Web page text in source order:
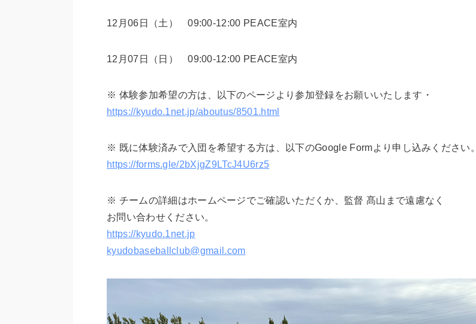
12月06日（土） 09:00-12:00 PEACE室内
12月07日（日） 09:00-12:00 PEACE室内
※ 体験参加希望の方は、以下のページより参加登録をお願いいたします・
https://kyudo.1net.jp/aboutus/8501.html
※ 既に体験済みで入団を希望する方は、以下のGoogle Formより申し込みください。
https://forms.gle/2bXjgZ9LTcJ4U6rz5
※ チームの詳細はホームページでご確認いただくか、監督 髙山まで遠慮なく
お問い合わせください。
https://kyudo.1net.jp
kyudobaseballclub@gmail.com